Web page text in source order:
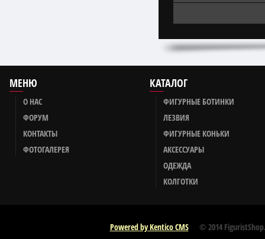
МЕНЮ
О НАС
ФОРУМ
КОНТАКТЫ
ФОТОГАЛЕРЕЯ
КАТАЛОГ
ФИГУРНЫЕ БОТИНКИ
ЛЕЗВИЯ
ФИГУРНЫЕ КОНЬКИ
АКСЕССУАРЫ
ОДЕЖДА
КОЛГОТКИ
Powered by Kentico CMS© 2014